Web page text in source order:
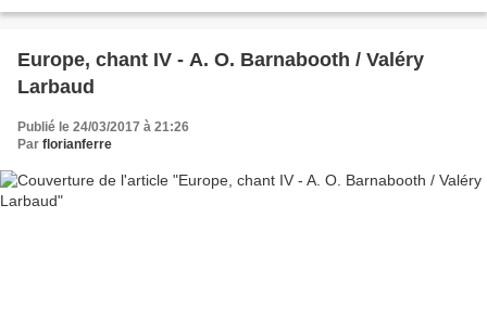
Europe, chant IV - A. O. Barnabooth / Valéry
Larbaud
Publié le 24/03/2017 à 21:26
Par florianferre